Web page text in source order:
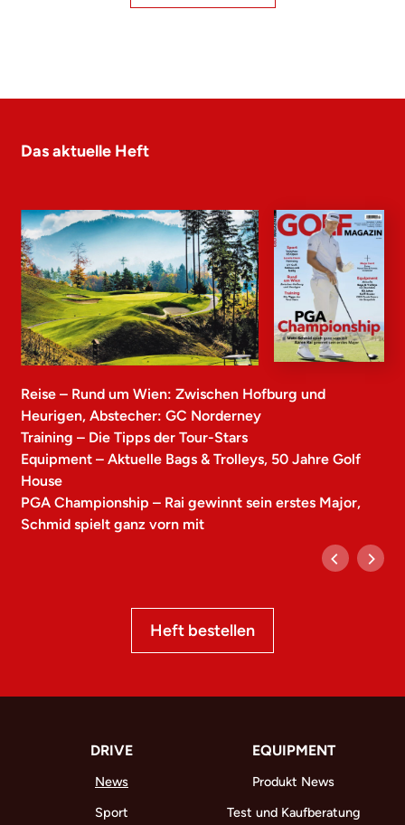
Das aktuelle Heft
Reise – Rund um Wien: Zwischen Hofburg und
Heurigen, Abstecher: GC Norderney
Training – Die Tipps der Tour-Stars
Equipment – Aktuelle Bags & Trolleys, 50 Jahre Golf
House
PGA Championship – Rai gewinnt sein erstes Major,
Schmid spielt ganz vorn mit
Heft bestellen
DRIVE
News
Sport
EQUIPMENT
Produkt News
Test und Kaufberatung